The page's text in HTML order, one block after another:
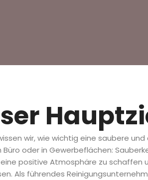
wir, wie wichtig eine saubere
Büro oder in Gewerbeflächen:
eine positive Atmosphäre zu schaffen
Als führendes